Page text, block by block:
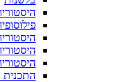
התכנית